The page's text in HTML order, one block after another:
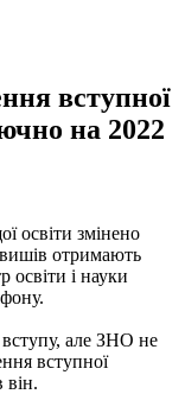
вступної
на 2022
освіти змінено
отримають
освіти і науки
але ЗНО не
вступної
він.